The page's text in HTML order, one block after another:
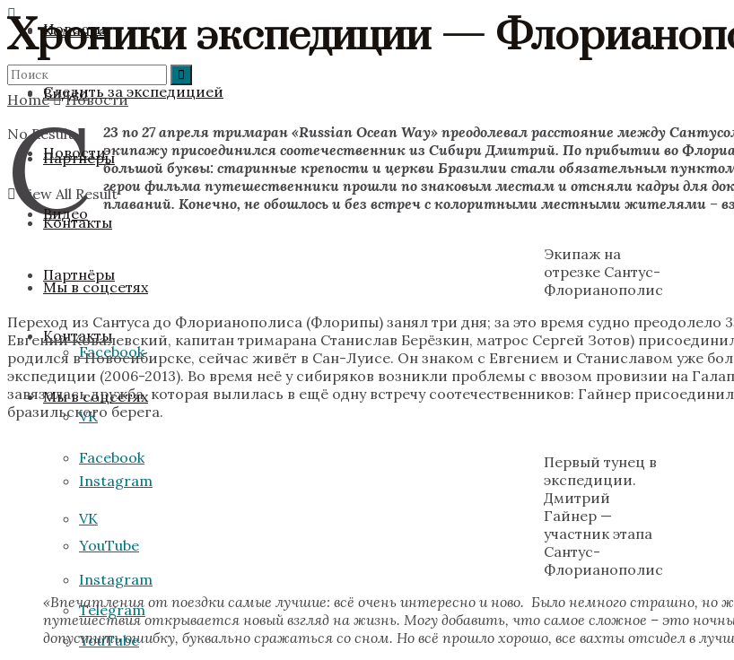
Новости
Видео
Партнёры
Контакты
Мы в соцсетях
Facebook
VK
Instagram
YouTube
Telegram
Команда
Следить за экспедицией
Новости
Видео
Партнёры
Контакты
Мы в соцсетях
Facebook
VK
Instagram
YouTube
No Result
View All Result
Хроники экспедиции —
Home Новости
С
23 по 27 апреля тримаран «Russian Ocean Way» преодолевал расстояние между
экипажу присоединился соотечественник из Сибири Дмитрий. По прибытии во
большой буквы: старинные крепости и церкви Бразилии стали обязательным
герои фильма путешественники прошли по знаковым местам и отсняли кадры для
плаваний. Конечно, не обошлось и без встреч с колоритными местными жителями –
Экипаж на
отрезке Сантус-
Флорианополис
Переход из Сантуса до Флорианополиса (Флорипы) занял три дня; за это время судно преодолело
Евгений Ковалевский, капитан тримарана Станислав Берёзкин, матрос Сергей Зотов)
родился в Новосибирске, сейчас живёт в Сан-Луисе. Он знаком с Евгением и Станиславом уже
экспедиции (2006-2013). Во время неё у сибиряков возникли проблемы с ввозом провизии на
завязалась дружба, которая вылилась в ещё одну встречу соотечественников: Гайнер
бразильского берега.
Первый тунец в
экспедиции.
Дмитрий
Гайнер —
участник этапа
Сантус-
Флорианополис
«Впечатления от поездки самые лучшие: всё очень интересно и ново. Было немного страшно, но
путешествия открывается новый взгляд на жизнь. Могу добавить, что самое сложное – это
допустить ошибку, буквально сражаться со сном. Но всё прошло хорошо, все вахты отсидел в